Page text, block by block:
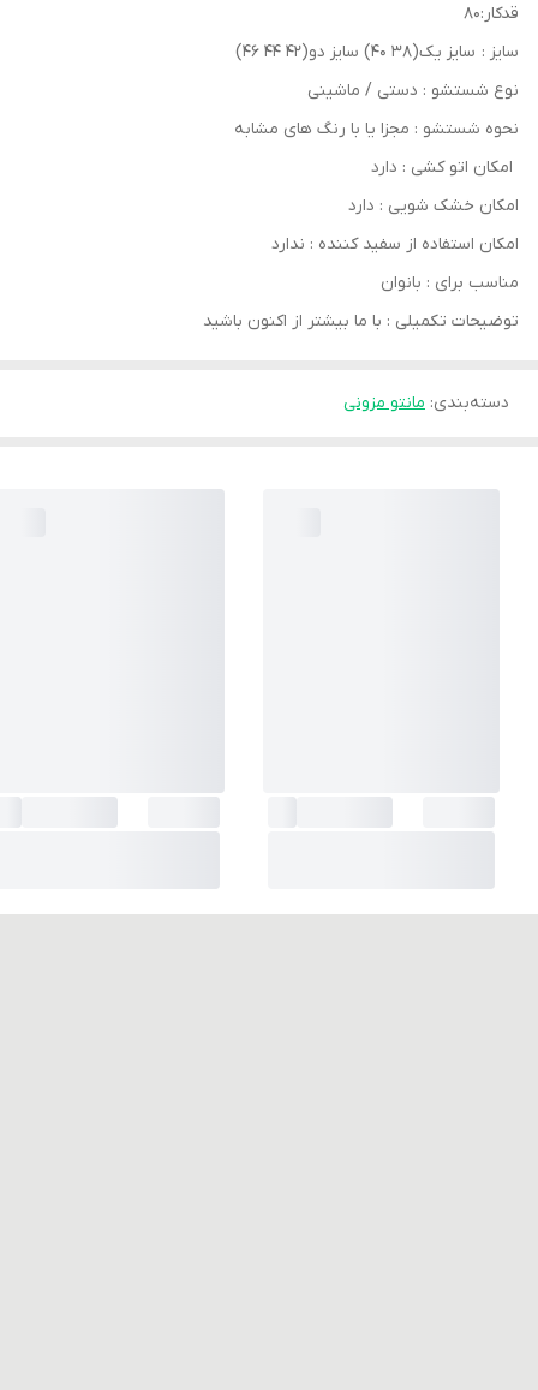
قدکار:۸۰
سایز : سایز یک(۳۸ ۴۰) سایز دو(۴۲ ۴۴ ۴۶)
نوع شستشو : دستی / ماشینی
نحوه شستشو : مجزا یا با رنگ های مشابه
امکان اتو کشی : دارد
امکان خشک‌ شویی : دارد
امکان استفاده از سفید کننده : ندارد
مناسب برای : بانوان
توضیحات تکمیلی : با ما بیشتر از اکنون باشید
دسته‌بندی: مانتو مزونی